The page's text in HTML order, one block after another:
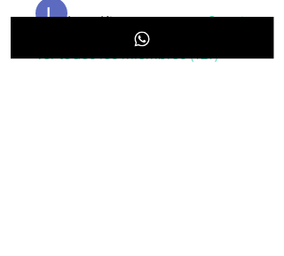
Larry King
Seguir
Ver todos los miembros (129)